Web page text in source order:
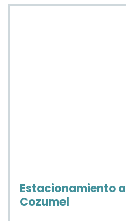
Estacionamiento
Cozumel